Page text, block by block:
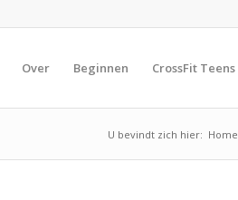
Over Beginnen CrossFit Teens
U bevindt zich hier: Home